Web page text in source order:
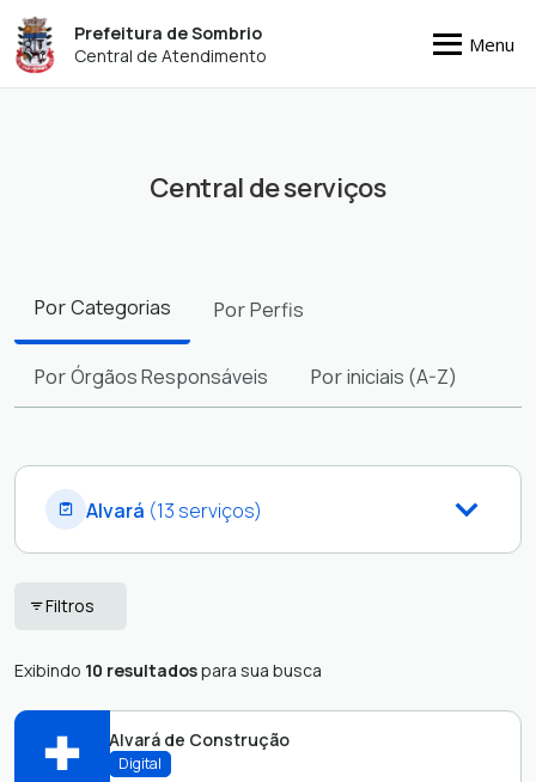
Prefeitura de Sombrio
Central de Atendimento
Menu
Central de serviços
PorCategorias PorPerfis
PorÓrgãos Responsáveis Poriniciais (A-Z)
Alvará (13 serviços)
Filtros
Exibindo 10 resultadospara sua busca
Alvará de Construção
Digital